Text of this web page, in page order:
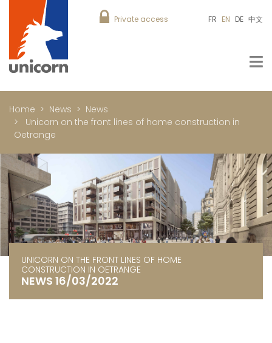
Private access FR EN DE 中文
Home News
News
Unicorn on the front lines of home construction in
Oetrange
UNICORN ON THE FRONT LINES OF HOME
CONSTRUCTION IN OETRANGE
NEWS 16/03/2022